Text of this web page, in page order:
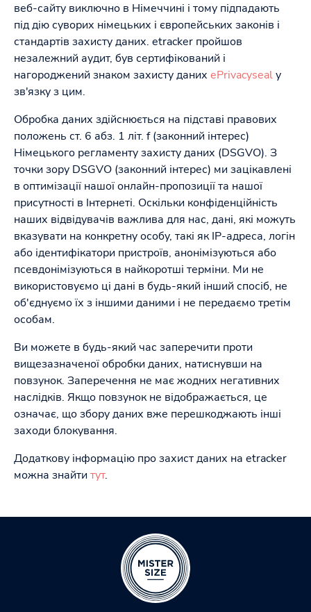
веб-сайту виключно в Німеччині і тому підпадають
під дію суворих німецьких і європейських законів і
стандартів захисту даних. etracker пройшов
незалежний аудит, був сертифікований і
нагороджений знаком захисту даних ePrivacysealу
зв'язку з цим.
Обробка даних здійснюється на підставі правових
положень ст. 6 абз. 1 літ. f (законний інтерес)
Німецького регламенту захисту даних (DSGVO). З
точки зору DSGVO (законний інтерес) ми зацікавлені
в оптимізації нашої онлайн-пропозиції та нашої
присутності в Інтернеті. Оскільки конфіденційність
наших відвідувачів важлива для нас, дані, які можуть
вказувати на конкретну особу, такі як IP-адреса, логін
або ідентифікатори пристроїв, анонімізуються або
псевдонімізуються в найкоротші терміни. Ми не
використовуємо ці дані в будь-який інший спосіб, не
об'єднуємо їх з іншими даними і не передаємо третім
особам.
Ви можете в будь-який час заперечити проти
вищезазначеної обробки даних, натиснувши на
повзунок. Заперечення не має жодних негативних
наслідків. Якщо повзунок не відображається, це
означає, що збору даних вже перешкоджають інші
заходи блокування.
Додаткову інформацію про захист даних на etracker
можна знайти тут.